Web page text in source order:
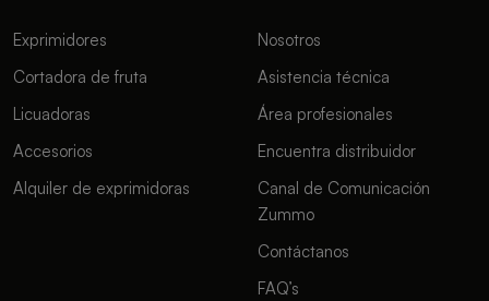
Exprimidores
Cortadora de fruta
Licuadoras
Accesorios
Alquiler de exprimidoras
Nosotros
Asistencia técnica
Área profesionales
Encuentra distribuidor
Canal de Comunicación
Zummo
Contáctanos
FAQ’s